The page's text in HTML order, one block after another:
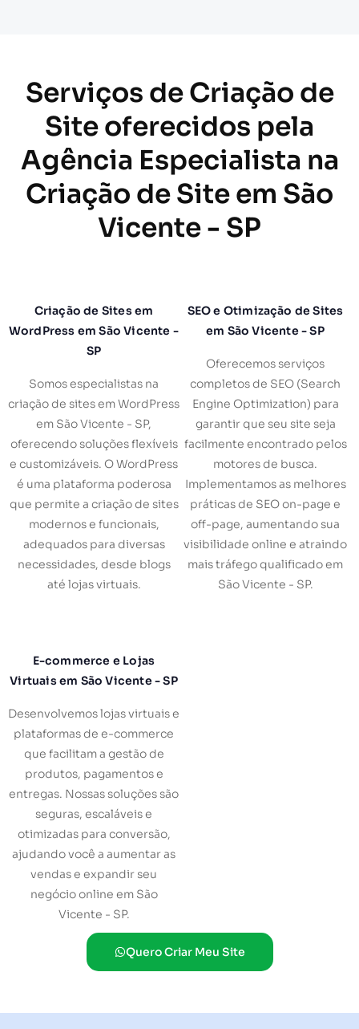
Serviços de Criação de
Site oferecidos pela
Agência Especialista na
Criação de Site em São
Vicente - SP
Criação de Sites em
WordPress em São Vicente -
SP
Somos especialistas na
criação de sites em WordPress
em São Vicente - SP,
oferecendo soluções flexíveis
e customizáveis. O WordPress
é uma plataforma poderosa
que permite a criação de sites
modernos e funcionais,
adequados para diversas
necessidades, desde blogs
até lojas virtuais.
SEO e Otimização de Sites
em São Vicente - SP
Oferecemos serviços
completos de SEO (Search
Engine Optimization) para
garantir que seu site seja
facilmente encontrado pelos
motores de busca.
Implementamos as melhores
práticas de SEO on-page e
off-page, aumentando sua
visibilidade online e atraindo
mais tráfego qualificado em
São Vicente - SP.
E-commerce e Lojas
Virtuais em São Vicente - SP
Desenvolvemos lojas virtuais e
plataformas de e-commerce
que facilitam a gestão de
produtos, pagamentos e
entregas. Nossas soluções são
seguras, escaláveis e
otimizadas para conversão,
ajudando você a aumentar as
vendas e expandir seu
negócio online em São
Vicente - SP.
Quero Criar Meu Site